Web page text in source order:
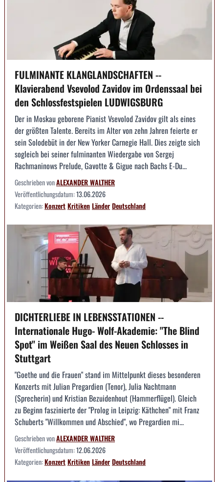
FULMINANTE KLANGLANDSCHAFTEN --
Klavierabend Vsevolod Zavidov im Ordenssaal bei
den Schlossfestspielen LUDWIGSBURG
Der in Moskau geborene Pianist Vsevolod Zavidov gilt als eines
der größten Talente. Bereits im Alter von zehn Jahren feierte er
sein Solodebüt in der New Yorker Carnegie Hall. Dies zeigte sich
sogleich bei seiner fulminanten Wiedergabe von Sergej
Rachmaninows Prelude, Gavotte & Gigue nach Bachs E-Du...
Geschrieben vonALEXANDER WALTHER
Veröffentlichungsdatum:13.06.2026
Kategorien:KonzertKritikenLänderDeutschland
DICHTERLIEBE IN LEBENSSTATIONEN --
Internationale Hugo- Wolf-Akademie: "The Blind
Spot" im Weißen Saal des Neuen Schlosses in
Stuttgart
"Goethe und die Frauen" stand im Mittelpunkt dieses besonderen
Konzerts mit Julian Pregardien (Tenor), Julia Nachtmann
(Sprecherin) und Kristian Bezuidenhout (Hammerflügel). Gleich
zu Beginn faszinierte der "Prolog in Leipzig: Käthchen" mit Franz
Schuberts "Willkommen und Abschied", wo Pregardien mi...
Geschrieben vonALEXANDER WALTHER
Veröffentlichungsdatum:12.06.2026
Kategorien:KonzertKritikenLänderDeutschland